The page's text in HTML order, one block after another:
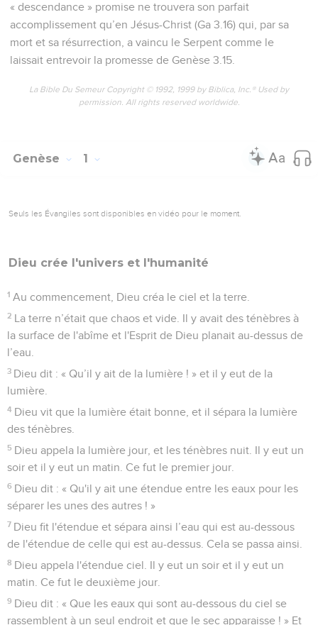
« descendance » promise ne trouvera son parfait
accomplissement qu’en Jésus-Christ (Ga 3.16) qui, par sa
mort et sa résurrection, a vaincu le Serpent comme le
laissait entrevoir la promesse de Genèse 3.15.
La Bible Du Semeur Copyright © 1992, 1999 by Biblica, Inc.® Used by
permission. All rights reserved worldwide.
Genèse 1
Seuls les Évangiles sont disponibles en vidéo pour le moment.
Dieu crée l'univers et l'humanité
1 Au commencement, Dieu créa le ciel et la terre.
2 La terre n’était que chaos et vide. Il y avait des ténèbres à
la surface de l'abîme et l'Esprit de Dieu planait au-dessus de
l’eau.
3 Dieu dit : « Qu’il y ait de la lumière ! » et il y eut de la
lumière.
4 Dieu vit que la lumière était bonne, et il sépara la lumière
des ténèbres.
5 Dieu appela la lumière jour, et les ténèbres nuit. Il y eut un
soir et il y eut un matin. Ce fut le premier jour.
6 Dieu dit : « Qu'il y ait une étendue entre les eaux pour les
séparer les unes des autres ! »
7 Dieu fit l'étendue et sépara ainsi l’eau qui est au-dessous
de l'étendue de celle qui est au-dessus. Cela se passa ainsi.
8 Dieu appela l'étendue ciel. Il y eut un soir et il y eut un
matin. Ce fut le deuxième jour.
9 Dieu dit : « Que les eaux qui sont au-dessous du ciel se
rassemblent à un seul endroit et que le sec apparaisse ! » Et